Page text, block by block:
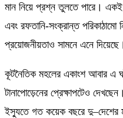
মান নিয়ে প্রশ্ন তুলতে পারে। একই
এবং রফতানি-সংক্রান্ত
প্রয়োজনীয়তাও সামনে এনে দিয়েছে।
কূটনৈতিক মহলের একাংশ আবার এ
টানাপোড়েনের প্রেক্ষাপটেও
ইস্যুতে গত কয়েক বছরে দু–দেশের